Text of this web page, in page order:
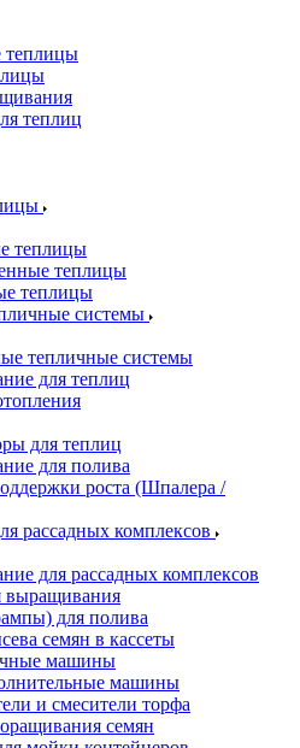
теплиц
теплицы
теплицы
теплицы
системы
тепличные системы
для теплиц
для теплиц
для полива
роста (Шпалера /
рассадных комплексов
для рассадных комплексов
выращивания
для полива
семян в кассеты
машины
машины
и смесители торфа
семян